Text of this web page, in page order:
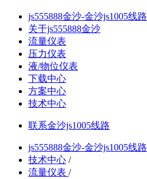
js555888金沙-金沙js1005线路
关于js555888金沙
流量仪表
压力仪表
液/物位仪表
下载中心
方案中心
技术中心
联系金沙js1005线路
js555888金沙-金沙js1005线路
技术中心 /
流量仪表 /